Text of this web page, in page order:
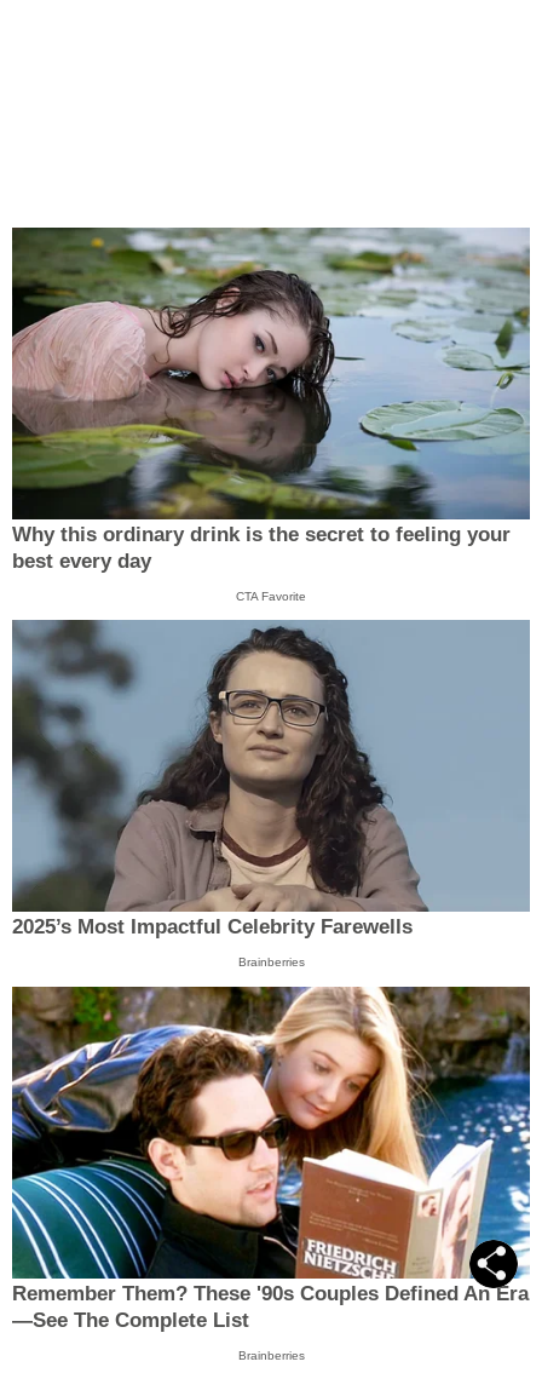
Why this ordinary drink is the secret to feeling your
best every day
CTA Favorite
2025’s Most Impactful Celebrity Farewells
Brainberries
Remember Them? These '90s Couples Defined An Era
—See The Complete List
Brainberries